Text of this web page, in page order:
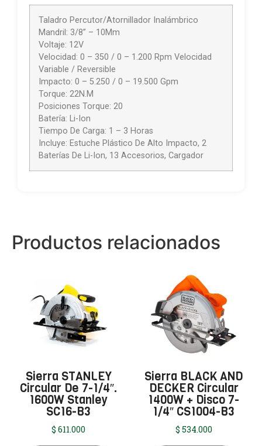
Taladro Percutor/Atornillador Inalámbrico
Mandril: 3/8” – 10Mm
Voltaje: 12V
Velocidad: 0 – 350 / 0 – 1.200 Rpm Velocidad
Variable / Reversible
Impacto: 0 – 5.250 / 0 – 19.500 Gpm
Torque: 22N.M
Posiciones Torque: 20
Batería: Li-Ion
Tiempo De Carga: 1 – 3 Horas
Incluye: Estuche Plástico De Alto Impacto, 2
Baterías De Li-Ion, 13 Accesorios, Cargador
Productos relacionados
Sierra STANLEY
Circular De 7-1/4″.
1600W Stanley
SC16-B3
$ 611.000
Sierra BLACK AND
DECKER Circular
1400W + Disco 7-
1/4″ CS1004-B3
$ 534.000